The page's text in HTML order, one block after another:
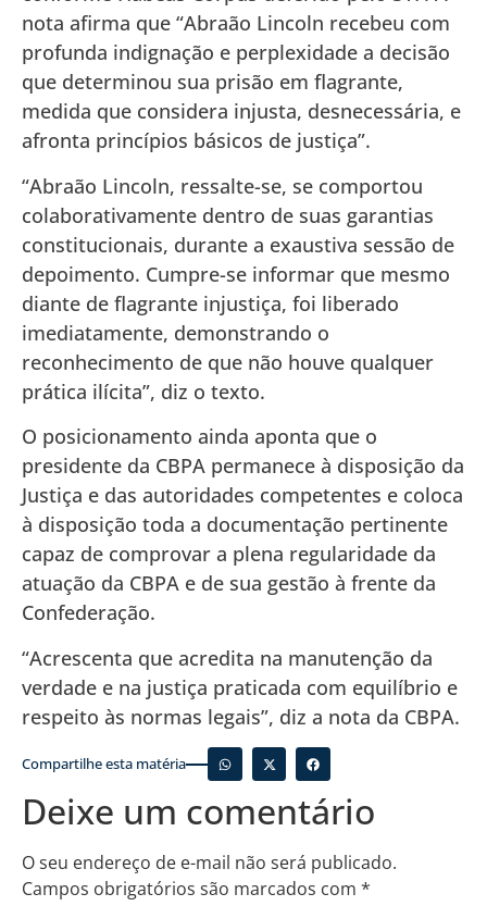
nota afirma que “Abraão Lincoln recebeu com
profunda indignação e perplexidade a decisão
que determinou sua prisão em flagrante,
medida que considera injusta, desnecessária, e
afronta princípios básicos de justiça”.
“Abraão Lincoln, ressalte-se, se comportou
colaborativamente dentro de suas garantias
constitucionais, durante a exaustiva sessão de
depoimento. Cumpre-se informar que mesmo
diante de flagrante injustiça, foi liberado
imediatamente, demonstrando o
reconhecimento de que não houve qualquer
prática ilícita”, diz o texto.
O posicionamento ainda aponta que o
presidente da CBPA permanece à disposição da
Justiça e das autoridades competentes e coloca
à disposição toda a documentação pertinente
capaz de comprovar a plena regularidade da
atuação da CBPA e de sua gestão à frente da
Confederação.
“Acrescenta que acredita na manutenção da
verdade e na justiça praticada com equilíbrio e
respeito às normas legais”, diz a nota da CBPA.
Compartilhe esta matéria
Deixe um comentário
O seu endereço de e-mail não será publicado.
Campos obrigatórios são marcados com *